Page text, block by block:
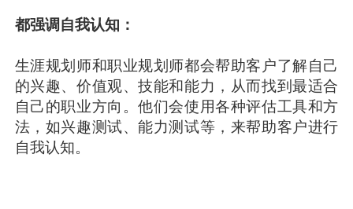
都强调自我认知：
生涯规划师和职业规划师都会帮助客户了解自己
的兴趣、价值观、技能和能力，从而找到最适合
自己的职业方向。他们会使用各种评估工具和方
法，如兴趣测试、能力测试等，来帮助客户进行
自我认知。